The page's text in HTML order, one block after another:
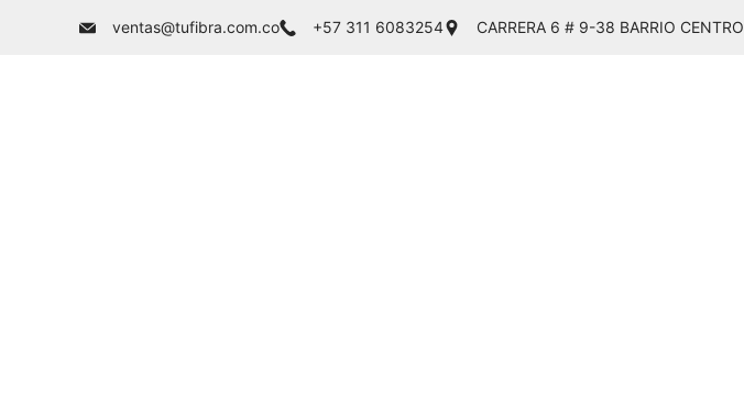
ventas@tufibra.com.co +57 311 6083254 CARRERA 6 # 9-38 BARRIO CENTRO